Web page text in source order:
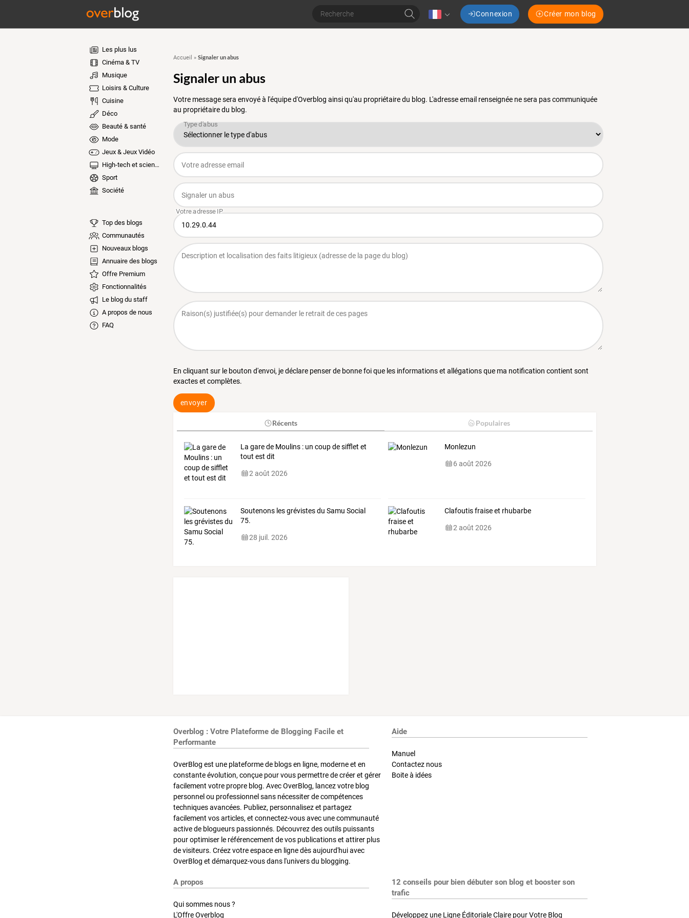
Connexion Créer mon blog
Les plus lus
Cinéma & TV
Musique
Loisirs & Culture
Cuisine
Déco
Beauté & santé
Mode
Jeux & Jeux Vidéo
High-tech et sciences
Sport
Société
Top des blogs
Communautés
Nouveaux blogs
Annuaire des blogs
Offre Premium
Fonctionnalités
Le blog du staff
A propos de nous
FAQ
Accueil » Signaler un abus
Signaler un abus
Votre message sera envoyé à l'équipe d'Overblog ainsi qu'au propriétaire du blog. L'adresse email renseignée ne sera pas communiquée
au propriétaire du blog.
En cliquant sur le bouton d'envoi, je déclare penser de bonne foi que les informations et allégations que ma notification contient sont
exactes et complètes.
envoyer
Récents Populaires
La gare de Moulins : un coup de sifflet et
tout est dit
2 août 2026
Monlezun
6 août 2026
Soutenons les grévistes du Samu Social
75.
28 juil. 2026
Clafoutis fraise et rhubarbe
2 août 2026
Overblog : Votre Plateforme de Blogging Facile et
Performante
OverBlog est une plateforme de blogs en ligne, moderne et en
constante évolution, conçue pour vous permettre de créer et gérer
facilement votre propre blog. Avec OverBlog, lancez votre blog
personnel ou professionnel sans nécessiter de compétences
techniques avancées. Publiez, personnalisez et partagez
facilement vos articles, et connectez-vous avec une communauté
active de blogueurs passionnés. Découvrez des outils puissants
pour optimiser le référencement de vos publications et attirer plus
de visiteurs. Créez votre espace en ligne dès aujourd'hui avec
OverBlog et démarquez-vous dans l'univers du blogging.
Aide
Manuel
Contactez nous
Boite à idées
A propos
Qui sommes nous ?
L'Offre Overblog
12 conseils pour bien débuter son blog et booster son
trafic
Développez une Ligne Éditoriale Claire pour Votre Blog